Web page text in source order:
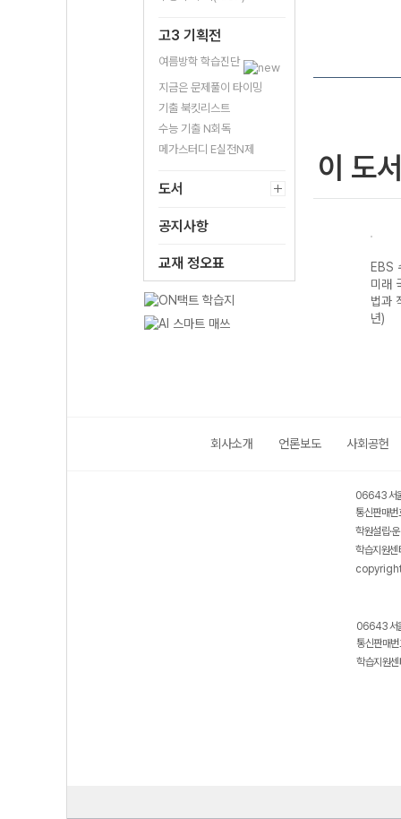
고3 기획전
여름방학 학습진단
지금은 문제풀이 타이밍
기출 북킷리스트
수능 기출 N회독
메가스터디 E실전N제
도서
공지사항
교재 정오표
이 도
EBS 수능 기출의
미래 수학영역 미
적분 (2026년)
미래 국어영역 독
EBS
미래
법과
년)
회사소개 언론보도 사회공헌
06643 서
통신판매
학원설립·
학습지원
06643 서
통신판매
학습지원